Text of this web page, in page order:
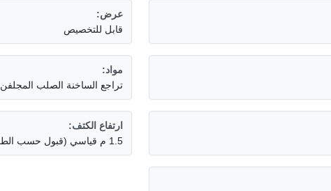
عرض:
قابل للتخصيص
مواد:
تراجع الساخنة الصلب المجلفن
ارتفاع الكتف:
1.5 م قياسي (قبول حسب الطلب)